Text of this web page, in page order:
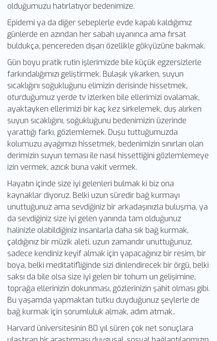
olduğumuzu hatırlatıyor bedenimize.
Epidemi ya da diğer sebeplerle evde kapalı kaldığımız
günlerde en azından her sabah uyanınca ama fırsat
buldukça, pencereden dışarı özellikle gökyüzüne bakmak.
Gün boyu pratik rutin işlerimizde bile küçük egzersizlerle
farkındalığımızı geliştirmek. Bulaşık yıkarken, suyun
sıcaklığını soğukluğunu elimizin derisinde hissetmek,
oturduğumuz yerde tv izlerken bile ellerimizi ovalamak,
ayaktayken ellerimizi bir kaç kez sirkelemek, duş alırken
suyun sıcaklığını, soğukluğunu bedenimizin üzerinde
yarattığı farkı, gözlemlemek. Duşu tuttuğumuzda
kolumuzu ayağımızı hissetmek, bedenimizin sınırları olan
derimizin suyun teması ile nasıl hissettiğini gözlemlemeye
izin vermek, azıcık buna vakit vermek.
Hayatın içinde size iyi gelenleri bulmak ki biz ona
kaynaklar diyoruz. Belki uzun süredir bağ kurmayı
unuttuğunuz ama sevdiğiniz bir arkadaşınızla buluşma, ya
da sevdiğiniz size iyi gelen yanında tam olduğunuz
halinizle olabildiğiniz insanlarla daha sık bağ kurmak,
çaldığınız bir müzik aleti, uzun zamandır unuttuğunuz,
sadece kendiniz keyif almak için yapacağınız bir resim, bir
boya, belki meditatifliğinde sizi dinlendirecek bir örgü, belki
saksı da bile olsa size iyi gelen bir tohum un gelişimine,
toprağa ellerinizin dokunması, gözlerinizin şahit olması gibi.
Bu yaşamda yapmaktan tutku duyduğunuz şeylerle de
bağ kurmak için sorumluluk almak, adım atmak..
Harvard üniversitesinin 80 yıl süren çok net sonuçlara